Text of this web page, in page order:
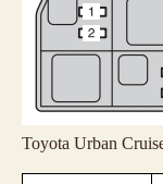
Toyota Urban